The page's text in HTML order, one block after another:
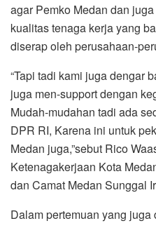
agar Pemko Medan dan
kualitas tenaga kerja yang
diserap oleh perusahaan-
“Tapi tadi kami juga dengar
juga men-support dengan
Mudah-mudahan tadi ada
DPR RI, Karena ini untuk
Medan juga,”sebut Rico
Ketenagakerjaan Kota
dan Camat Medan Sunggal
Dalam pertemuan yang